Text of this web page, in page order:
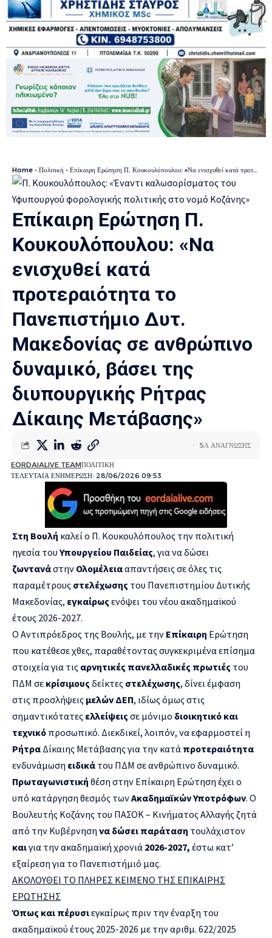
Home - Πολιτική - Επίκαιρη Ερώτηση Π. Κουκουλόπουλου: «Να ενισχυθεί κατά προτεραιότητα το Πανεπιστήμιο Δυτ. Μακεδονίας σε ανθρώπινο δυναμικό, βάσει της διυπουργικής Ρήτρας Δίκαιης Μετάβασης»
Επίκαιρη Ερώτηση Π.
Κουκουλόπουλου: «Να
ενισχυθεί κατά
προτεραιότητα το
Πανεπιστήμιο Δυτ.
Μακεδονίας σε ανθρώπινο
δυναμικό, βάσει της
διυπουργικής Ρήτρας
Δίκαιης Μετάβασης»
ΤΕΛΕΥΤΑΙΑ ΕΝΗΜΕΡΩΣΗ: 28/06/2026 09:53
EORDAIALIVE TEAMΠΟΛΙΤΙΚΗ
5Λ ΑΝΑΓΝΩΣΗΣ
Στη Βουλή καλεί ο Π. Κουκουλόπουλος την πολιτική
ηγεσία του Υπουργείου Παιδείας, για να δώσει
ζωντανάστην Ολομέλειααπαντήσεις σε όλες τις
παραμέτρους στελέχωσης του Πανεπιστημίου Δυτικής
Μακεδονίας, εγκαίρως ενόψει του νέου ακαδημαϊκού
έτους 2026-2027.
Ο Αντιπρόεδρος της Βουλής, με την Επίκαιρη Ερώτηση
που κατέθεσε χθες, παραθέτοντας συγκεκριμένα επίσημα
στοιχεία για τις αρνητικές πανελλαδικές πρωτιές του
ΠΔΜ σεκρίσιμους δείκτες στελέχωσης, δίνει έμφαση
στις προσλήψεις μελών ΔΕΠ, ιδίως όμως στις
σημαντικότατες ελλείψεις σε μόνιμο διοικητικό και
τεχνικό προσωπικό. Διεκδικεί, λοιπόν, να εφαρμοστεί η
Ρήτρα Δίκαιης Μετάβασης για την κατά προτεραιότητα
ενδυνάμωση ειδικά του ΠΔΜ σε ανθρώπινο δυναμικό.
Πρωταγωνιστική θέση στην Επίκαιρη Ερώτηση έχει ο
υπό κατάργηση θεσμός τωνΑκαδημαϊκών Υποτρόφων. Ο
Βουλευτής Κοζάνης του ΠΑΣΟΚ – Κινήματος Αλλαγής ζητά
από την Κυβέρνηση να δώσει παράταση τουλάχιστον
καιγια την ακαδημαϊκή χρονιά 2026-2027, έστω κατ’
εξαίρεση για το Πανεπιστήμιό μας.
ΑΚΟΛΟΥΘΕΙ ΤΟ ΠΛΗΡΕΣ ΚΕΙΜΕΝΟ ΤΗΣ ΕΠΙΚΑΙΡΗΣ
ΕΡΩΤΗΣΗΣ
Όπως και πέρυσιεγκαίρως πριν την έναρξη του
ακαδημαϊκού έτους 2025-2026 με την αριθμ. 622/2025